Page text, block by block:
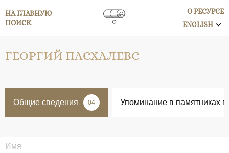
НА ГЛАВНУЮ
ПОИСК
О РЕСУРСЕ
ENGLISH
ГЕОРГИЙ ПАСХАЛЕВС
Общие сведения 04 Упоминание в памятниках
Имя